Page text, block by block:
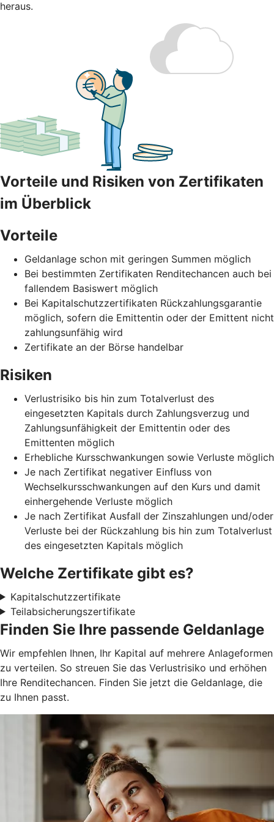
heraus.
Vorteile und Risiken von Zertifikaten
im Überblick
Vorteile
Geldanlage schon mit geringen Summen möglich
Bei bestimmten Zertifikaten Renditechancen auch bei
fallendem Basiswert möglich
Bei Kapitalschutzzertifikaten Rückzahlungsgarantie
möglich, sofern die Emittentin oder der Emittent nicht
zahlungsunfähig wird
Zertifikate an der Börse handelbar
Risiken
Verlustrisiko bis hin zum Totalverlust des
eingesetzten Kapitals durch Zahlungsverzug und
Zahlungsunfähigkeit der Emittentin oder des
Emittenten möglich
Erhebliche Kursschwankungen sowie Verluste möglich
Je nach Zertifikat negativer Einfluss von
Wechselkursschwankungen auf den Kurs und damit
einhergehende Verluste möglich
Je nach Zertifikat Ausfall der Zinszahlungen und/oder
Verluste bei der Rückzahlung bis hin zum Totalverlust
des eingesetzten Kapitals möglich
Welche Zertifikate gibt es?
Kapitalschutzzertifikate
Teilabsicherungszertifikate
Finden Sie Ihre passende Geldanlage
Wir empfehlen Ihnen, Ihr Kapital auf mehrere Anlageformen
zu verteilen. So streuen Sie das Verlustrisiko und erhöhen
Ihre Renditechancen. Finden Sie jetzt die Geldanlage, die
zu Ihnen passt.